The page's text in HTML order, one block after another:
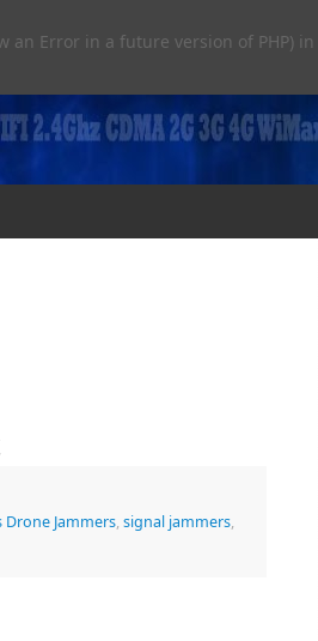
an Error in a future version of PHP) in
Jammers, signal jammers,